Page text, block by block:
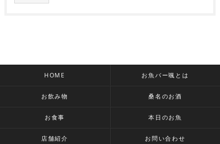
HOME お魚バー颯とは
お飲み物 桑名のお酒
お食事 本日のお魚
店舗紹介 お問い合わせ